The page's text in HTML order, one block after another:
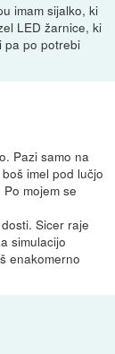
imam sijalko, ki
LED žarnice, ki
pa po potrebi
Pazi samo na
imel pod lučjo
mojem se
Sicer raje
simulacijo
enakomerno